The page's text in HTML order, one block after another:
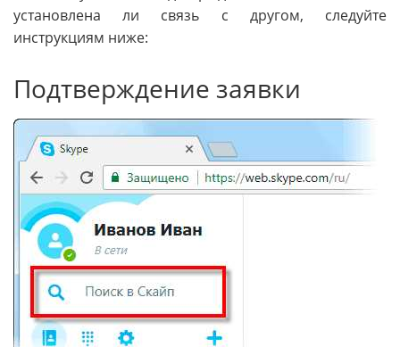
установлена ли связь с другом, следуйте
инструкциям ниже:
Подтверждение заявки